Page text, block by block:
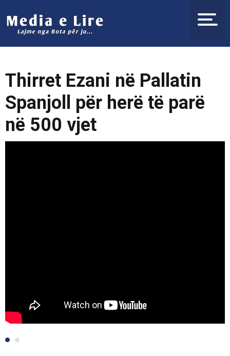
Thirret Ezani në Pallatin
Spanjoll për herë të parë
në 500 vjet